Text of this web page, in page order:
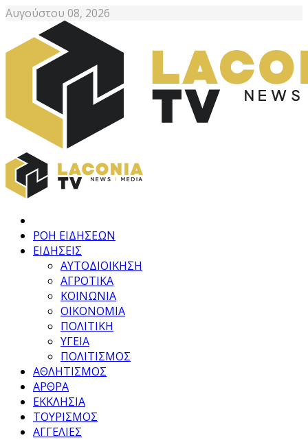
Αυγούστου 08, 2026
ΡΟΗ ΕΙΔΗΣΕΩΝ
ΕΙΔΗΣΕΙΣ
ΑΥΤΟΔΙΟΙΚΗΣΗ
ΑΓΡΟΤΙΚΑ
ΚΟΙΝΩΝΙΑ
ΟΙΚΟΝΟΜΙΑ
ΠΟΛΙΤΙΚΗ
ΥΓΕΙΑ
ΠΟΛΙΤΙΣΜΟΣ
ΑΘΛΗΤΙΣΜΟΣ
ΑΡΘΡΑ
ΕΚΚΛΗΣΙΑ
ΤΟΥΡΙΣΜΟΣ
ΑΓΓΕΛΙΕΣ